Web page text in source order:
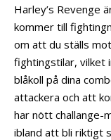
Harley’s Revenge
kommer till
om att du ställs
fightingstilar, vilket
blåkoll på dina
attackera och att
har nött challange-
ibland att bli riktigt